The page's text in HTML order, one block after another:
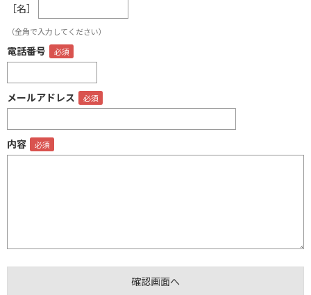
［名］
（全角で入力してください）
電話番号
メールアドレス
内容